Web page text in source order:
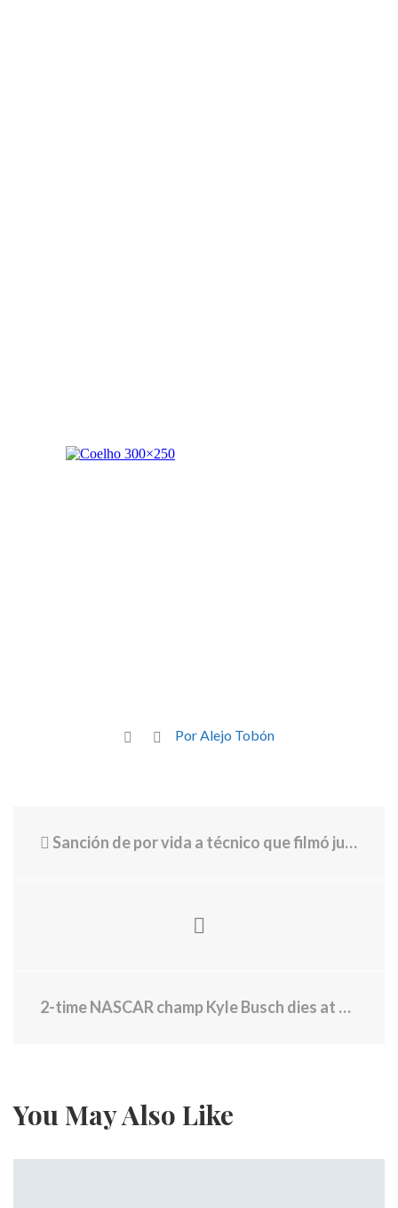
Por Alejo Tobón
Sanción de por vida a técnico que filmó jugadoras en el vestuario
2-time NASCAR champ Kyle Busch dies at 41 after being hospitalized with a ‘severe illness’
You May Also Like